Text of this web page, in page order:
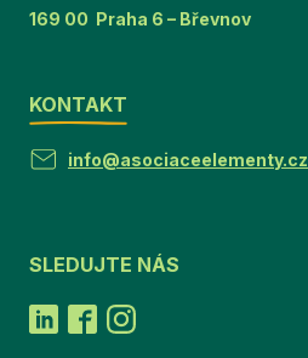
169 00 Praha 6 – Břevnov
KONTAKT
info@asociaceelementy.cz
SLEDUJTE NÁS